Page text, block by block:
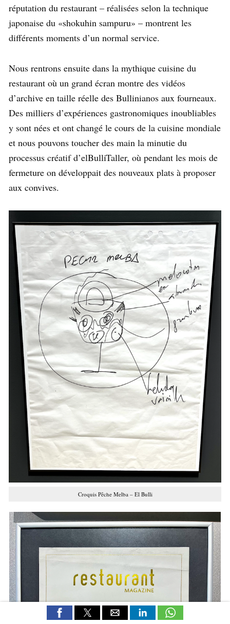
réputation du restaurant – réalisées selon la technique
japonaise du «shokuhin sampuru» – montrent les
différents moments d’un normal service.
Nous rentrons ensuite dans la mythique cuisine du
restaurant où un grand écran montre des vidéos
d’archive en taille réelle des Bullinianos aux fourneaux.
Des milliers d’expériences gastronomiques inoubliables
y sont nées et ont changé le cours de la cuisine mondiale
et nous pouvons toucher des main la minutie du
processus créatif d’elBulliTaller, où pendant les mois de
fermeture on développait des nouveaux plats à proposer
aux convives.
Croquis Pêche Melba – El Bulli